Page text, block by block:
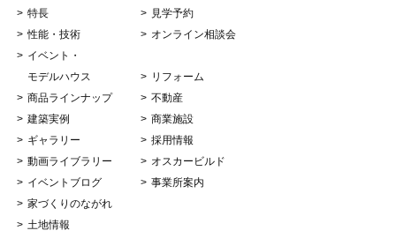
特長
性能・技術
イベント・
モデルハウス
商品ラインナップ
建築実例
ギャラリー
動画ライブラリー
イベントブログ
家づくりのながれ
土地情報
見学予約
オンライン相談会
リフォーム
不動産
商業施設
採用情報
オスカービルド
事業所案内